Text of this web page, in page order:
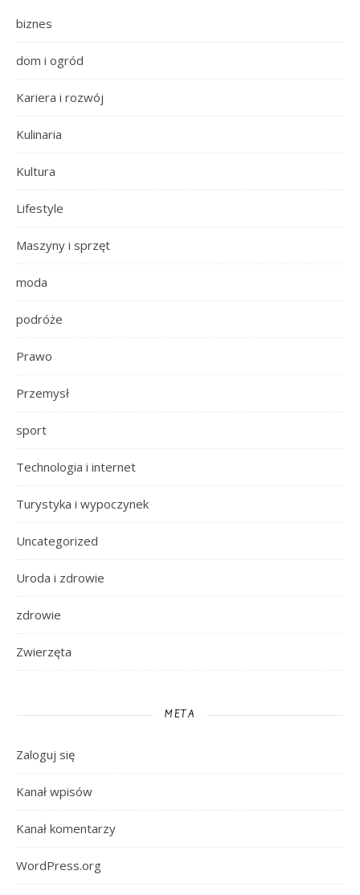
biznes
dom i ogród
Kariera i rozwój
Kulinaria
Kultura
Lifestyle
Maszyny i sprzęt
moda
podróże
Prawo
Przemysł
sport
Technologia i internet
Turystyka i wypoczynek
Uncategorized
Uroda i zdrowie
zdrowie
Zwierzęta
META
Zaloguj się
Kanał wpisów
Kanał komentarzy
WordPress.org